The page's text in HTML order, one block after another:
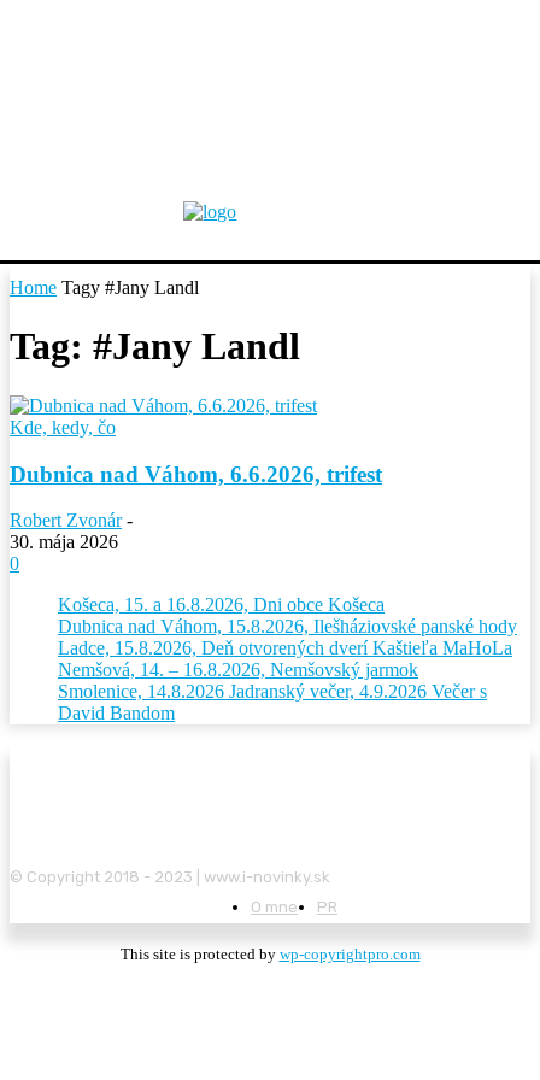
Home Tagy #Jany Landl
Tag: #Jany Landl
Kde, kedy, čo
Dubnica nad Váhom, 6.6.2026, trifest
Robert Zvonár -
30. mája 2026
0
Košeca, 15. a 16.8.2026, Dni obce Košeca
Dubnica nad Váhom, 15.8.2026, Ilešháziovské panské hody
Ladce, 15.8.2026, Deň otvorených dverí Kaštieľa MaHoLa
Nemšová, 14. – 16.8.2026, Nemšovský jarmok
Smolenice, 14.8.2026 Jadranský večer, 4.9.2026 Večer s
David Bandom
© Copyright 2018 - 2023 | www.i-novinky.sk
O mne
PR
This site is protected by wp-copyrightpro.com